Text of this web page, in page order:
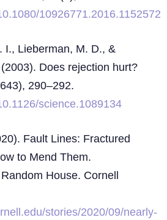
10926771.2016.1152572
I., Lieberman, M. D., &
Does rejection hurt?
290–292.
science.1089134
Fault Lines: Fractured
to Mend Them.
House. Cornell
stories/2020/09/nearly-